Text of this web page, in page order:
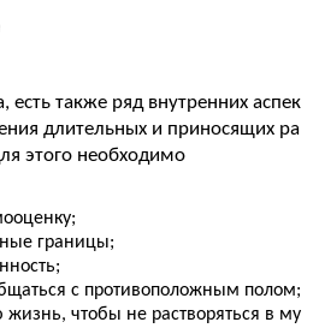
также ряд внутренних аспек
длительных и приносящих ра
этого необходимо
границы;
с противоположным полом;
жизнь, чтобы не растворяться в му